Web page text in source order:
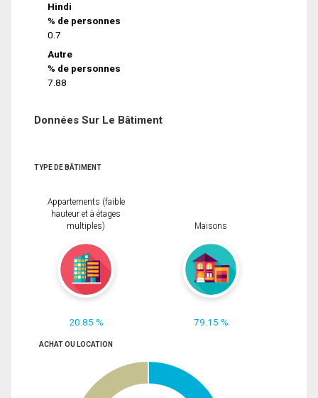
Hindi
% de personnes
0.7
Autre
% de personnes
7.88
Données Sur Le Bâtiment
TYPE DE BÂTIMENT
Appartements (faible
hauteur et à étages
multiples)
20.85 %
Maisons
79.15 %
ACHAT OU LOCATION